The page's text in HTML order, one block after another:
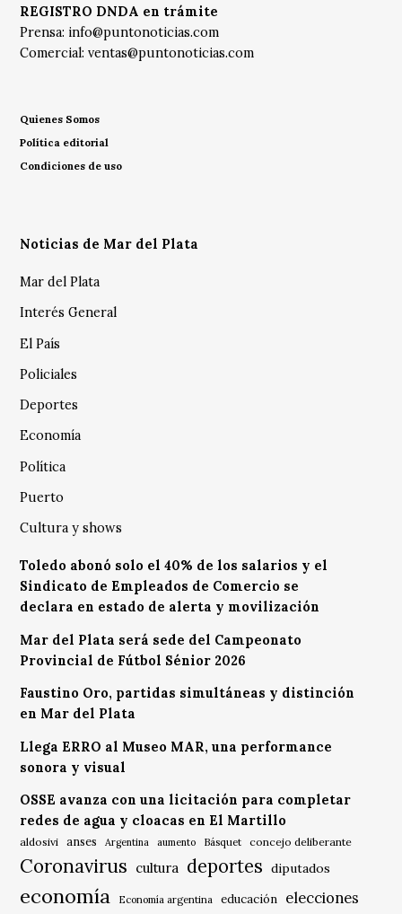
REGISTRO DNDA en trámite
Prensa: info@puntonoticias.com
Comercial:ventas@puntonoticias.com
Quienes Somos
Política editorial
Condiciones de uso
Noticias de Mar del Plata
Mar del Plata
Interés General
El País
Policiales
Deportes
Economía
Política
Puerto
Cultura y shows
Toledo abonó solo el 40% de los salarios y el
Sindicato de Empleados de Comercio se
declara en estado de alerta y movilización
Mar del Plata será sede del Campeonato
Provincial de Fútbol Sénior 2026
Faustino Oro, partidas simultáneas y distinción
en Mar del Plata
Llega ERRO al Museo MAR, una performance
sonora y visual
OSSE avanza con una licitación para completar
redes de agua y cloacas en El Martillo
aldosivi anses Argentina aumento Básquet concejo deliberante
Coronavirus cultura deportes diputados
economía Economía argentina educación elecciones